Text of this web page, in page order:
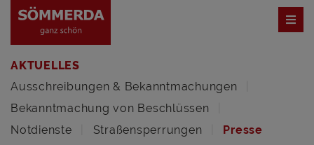
AKTUELLES
Ausschreibungen & Bekanntmachungen
Bekanntmachung von Beschlüssen
Notdienste
Straßensperrungen Presse